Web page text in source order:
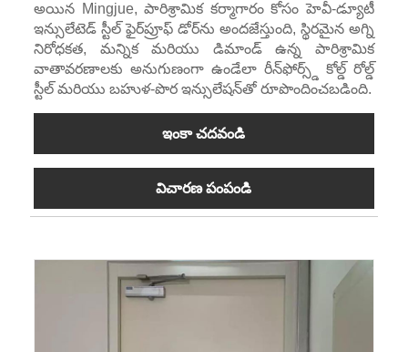
అయిన Mingjue, పారిశ్రామిక కర్మాగారం కోసం హెవీ-డ్యూటీ
ఇన్సులేటెడ్ స్టీల్ ఫైర్‌ప్రూఫ్ డోర్‌ను అందజేస్తుంది, స్థిరమైన అగ్ని
నిరోధకత, మన్నిక మరియు డిమాండ్ ఉన్న పారిశ్రామిక
వాతావరణాలకు అనుగుణంగా ఉండేలా రీన్‌ఫోర్స్డ్ కోల్డ్ రోల్డ్
స్టీల్ మరియు బహుళ-పొర ఇన్సులేషన్‌తో రూపొందించబడింది.
ఇంకా చదవండి
విచారణ పంపండి